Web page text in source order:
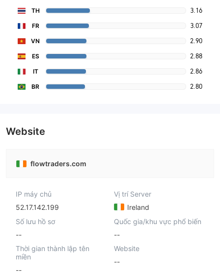
TH 3.16
FR 3.07
VN 2.90
ES 2.88
IT 2.86
BR 2.80
Website
flowtraders.com
IP máy chủ
52.17.142.199
Vị trí Server
Ireland
Số lưu hồ sơ
--
Quốc gia/khu vực phổ biến
--
Thời gian thành lập tên
miền
--
Website
--